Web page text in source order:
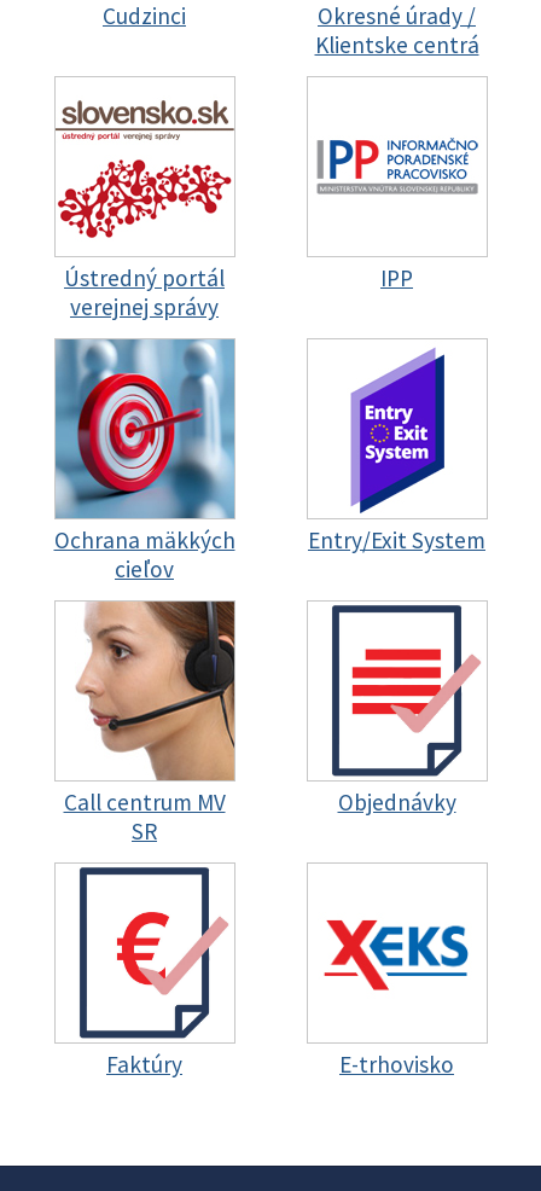
Cudzinci
Okresné úrady /
Klientske centrá
Ústredný portál
verejnej správy
IPP
Ochrana mäkkých
cieľov
Entry/Exit System
Call centrum MV
SR
Objednávky
Faktúry E-trhovisko